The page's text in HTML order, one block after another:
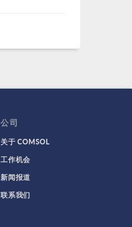
公司
关于 COMSOL
工作机会
新闻报道
联系我们